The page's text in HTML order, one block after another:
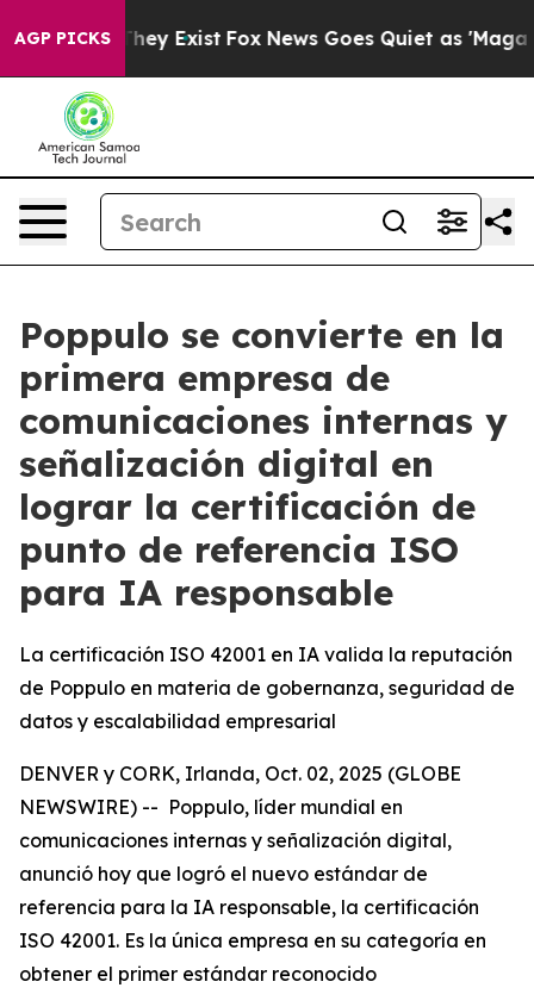
AGP PICKSThey Exist Fox News Goes Quiet as 'Maga
Poppulo se convierte en la
primera empresa de
comunicaciones internas y
señalización digital en
lograr la certificación de
punto de referencia ISO
para IA responsable
La certificación ISO 42001 en IA valida la reputación
de Poppulo en materia de gobernanza, seguridad de
datos y escalabilidad empresarial
DENVER y CORK, Irlanda, Oct. 02, 2025 (GLOBE
NEWSWIRE) -- Poppulo, líder mundial en
comunicaciones internas y señalización digital,
anunció hoy que logró el nuevo estándar de
referencia para la IA responsable, la certificación
ISO 42001. Es la única empresa en su categoría en
obtener el primer estándar reconocido